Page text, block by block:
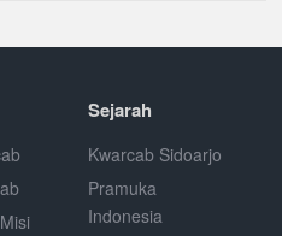
Sejarah
Kwarcab Sidoarjo
Pramuka
Indonesia